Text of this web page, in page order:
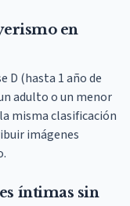
en
D (hasta 1 año de
adulto o un menor
misma clasificación
imágenes
íntimas sin